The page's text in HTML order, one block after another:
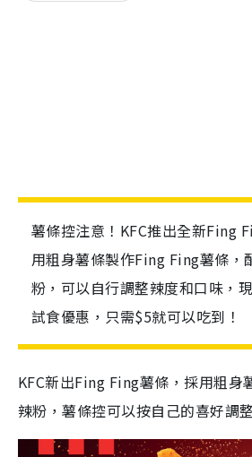
薯條控注意！KFC推出全新Fing
用粗身薯條製作Fing Fing薯條，
粉，可以自行調整辣度和口味，
試食優惠，只需$5就可以吃到！
KFC新出Fing Fing薯條，採用粗身
辣粉，薯條控可以按自己的喜好調